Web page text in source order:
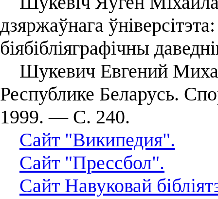
дзяржаўнага
біябібліяграфічны
Шукевич Евгений
Республике Беларусь.
1999. — С. 240.
Сайт "Википедия".
Сайт "Прессбол".
Сайт Навуковай